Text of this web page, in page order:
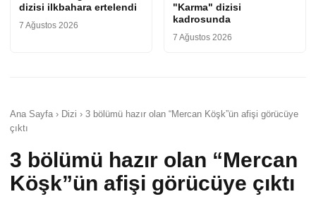
dizisi ilkbahara ertelendi
7 Ağustos 2026
"Karma" dizisi
kadrosunda
7 Ağustos 2026
Ana Sayfa › Dizi › 3 bölümü hazır olan “Mercan Köşk”ün afişi görücüye
çıktı
3 bölümü hazır olan “Mercan
Köşk”ün afişi görücüye çıktı